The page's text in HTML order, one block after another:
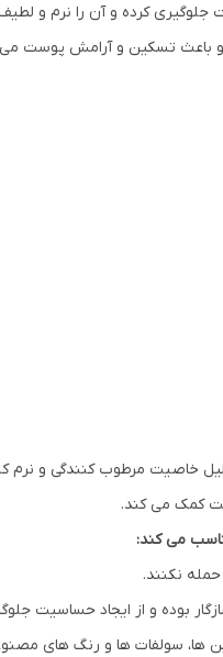
کرده و آن را نرم و
باعث تسکین و آرامش پوست
خاصیت مرطوب کنندگی و
کمک می کند.
می کند:
نکنند.
ها، سولفات ها و رنگ های